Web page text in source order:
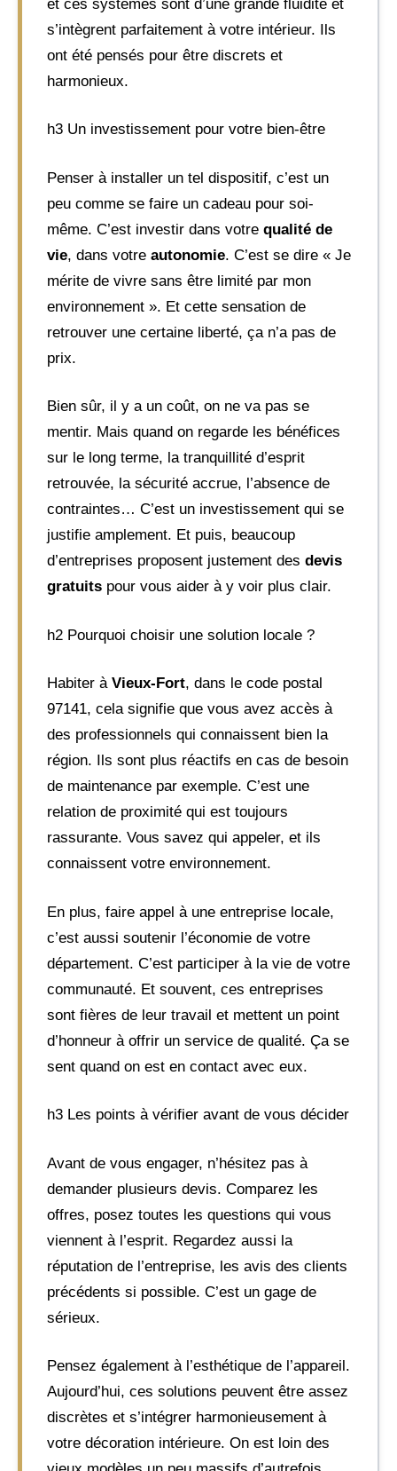
et ces systèmes sont d’une grande fluidité et
s’intègrent parfaitement à votre intérieur. Ils
ont été pensés pour être discrets et
harmonieux.
h3 Un investissement pour votre bien-être
Penser à installer un tel dispositif, c’est un
peu comme se faire un cadeau pour soi-
même. C’est investir dans votre qualité de
vie, dans votre autonomie. C’est se dire « Je
mérite de vivre sans être limité par mon
environnement ». Et cette sensation de
retrouver une certaine liberté, ça n’a pas de
prix.
Bien sûr, il y a un coût, on ne va pas se
mentir. Mais quand on regarde les bénéfices
sur le long terme, la tranquillité d’esprit
retrouvée, la sécurité accrue, l’absence de
contraintes… C’est un investissement qui se
justifie amplement. Et puis, beaucoup
d’entreprises proposent justement des devis
gratuits pour vous aider à y voir plus clair.
h2 Pourquoi choisir une solution locale ?
Habiter à Vieux-Fort, dans le code postal
97141, cela signifie que vous avez accès à
des professionnels qui connaissent bien la
région. Ils sont plus réactifs en cas de besoin
de maintenance par exemple. C’est une
relation de proximité qui est toujours
rassurante. Vous savez qui appeler, et ils
connaissent votre environnement.
En plus, faire appel à une entreprise locale,
c’est aussi soutenir l’économie de votre
département. C’est participer à la vie de votre
communauté. Et souvent, ces entreprises
sont fières de leur travail et mettent un point
d’honneur à offrir un service de qualité. Ça se
sent quand on est en contact avec eux.
h3 Les points à vérifier avant de vous décider
Avant de vous engager, n’hésitez pas à
demander plusieurs devis. Comparez les
offres, posez toutes les questions qui vous
viennent à l’esprit. Regardez aussi la
réputation de l’entreprise, les avis des clients
précédents si possible. C’est un gage de
sérieux.
Pensez également à l’esthétique de l’appareil.
Aujourd’hui, ces solutions peuvent être assez
discrètes et s’intégrer harmonieusement à
votre décoration intérieure. On est loin des